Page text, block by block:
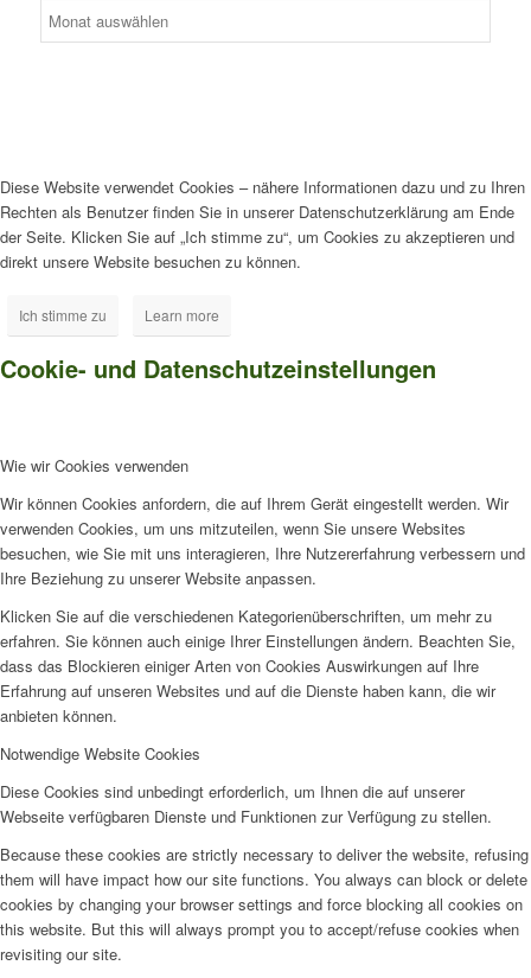
Diese Website verwendet Cookies – nähere Informationen dazu und zu Ihren
Rechten als Benutzer finden Sie in unserer Datenschutzerklärung am Ende
der Seite. Klicken Sie auf „Ich stimme zu“, um Cookies zu akzeptieren und
direkt unsere Website besuchen zu können.
Ich stimme zu Learn more
Cookie- und Datenschutzeinstellungen
Wie wir Cookies verwenden
Wir können Cookies anfordern, die auf Ihrem Gerät eingestellt werden. Wir
verwenden Cookies, um uns mitzuteilen, wenn Sie unsere Websites
besuchen, wie Sie mit uns interagieren, Ihre Nutzererfahrung verbessern und
Ihre Beziehung zu unserer Website anpassen.
Klicken Sie auf die verschiedenen Kategorienüberschriften, um mehr zu
erfahren. Sie können auch einige Ihrer Einstellungen ändern. Beachten Sie,
dass das Blockieren einiger Arten von Cookies Auswirkungen auf Ihre
Erfahrung auf unseren Websites und auf die Dienste haben kann, die wir
anbieten können.
Notwendige Website Cookies
Diese Cookies sind unbedingt erforderlich, um Ihnen die auf unserer
Webseite verfügbaren Dienste und Funktionen zur Verfügung zu stellen.
Because these cookies are strictly necessary to deliver the website, refusing
them will have impact how our site functions. You always can block or delete
cookies by changing your browser settings and force blocking all cookies on
this website. But this will always prompt you to accept/refuse cookies when
revisiting our site.